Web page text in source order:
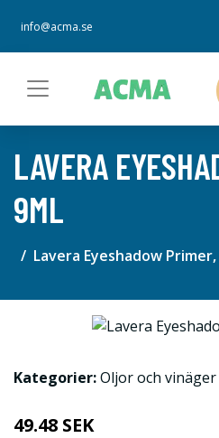
info@acma.se
LAVERA
9ML
Lavera Eyeshadow Primer,
Kategorier:Oljor och vinäger
49.48 SEK